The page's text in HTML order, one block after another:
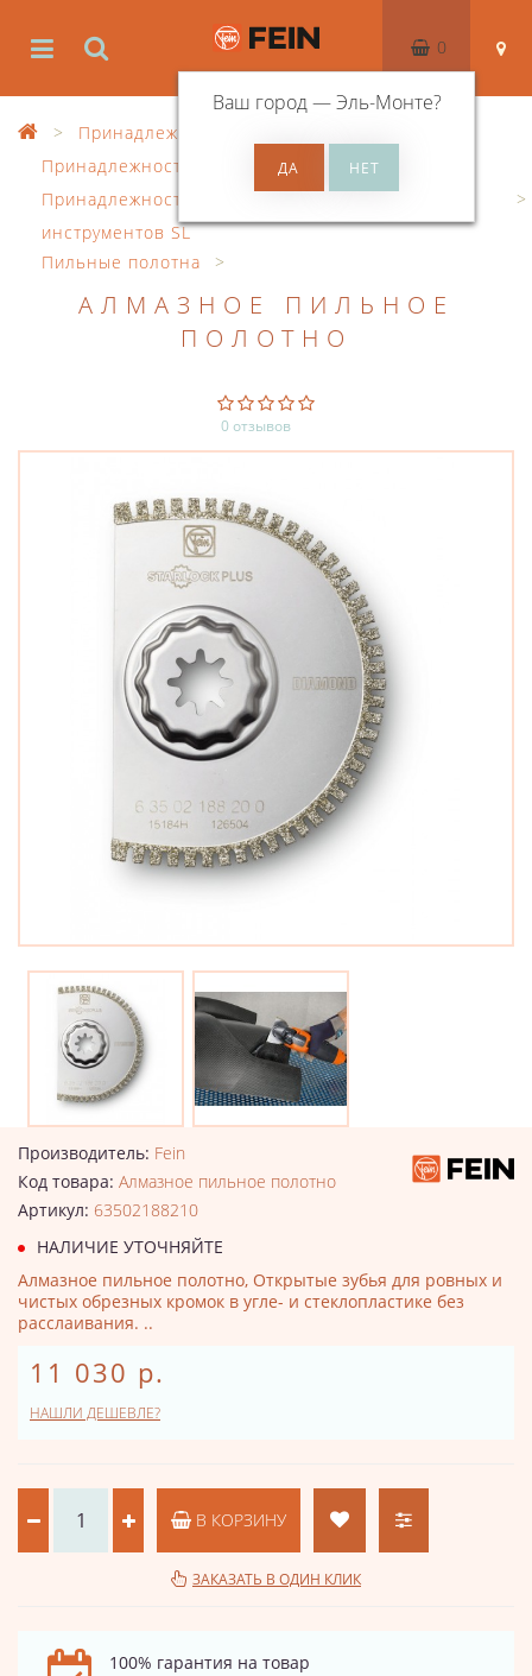
Ваш город —Эль-Монте?
0
Принадлежности
Принадлежности к осцил. инструменту
Принадлежности для осциллирующих
инструментов SL
Пильные полотна
АЛМАЗНОЕ ПИЛЬНОЕ
ПОЛОТНО
0 отзывов
Производитель: Fein
Код товара: Алмазное пильное полотно
Артикул: 63502188210
НАЛИЧИЕ УТОЧНЯЙТЕ
Алмазное пильное полотно, Открытые зубья для ровных и
чистых обрезных кромок в угле- и стеклопластике без
расслаивания. ..
11 030 р.
НАШЛИ ДЕШЕВЛЕ?
В КОРЗИНУ
ЗАКАЗАТЬ В ОДИН КЛИК
100% гарантия на товар